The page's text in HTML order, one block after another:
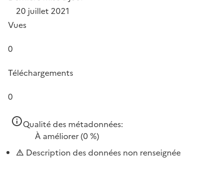
20 juillet 2021
Vues
0
Téléchargements
0
Qualité des métadonnées:
À améliorer(0 %)
Description des données non renseignée